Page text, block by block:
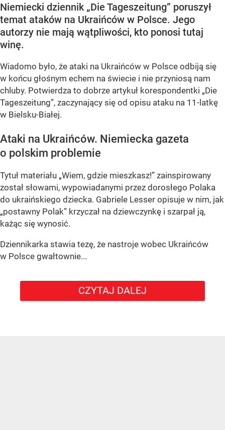
Niemiecki dziennik „Die Tageszeitung” poruszył
temat ataków na Ukraińców w Polsce. Jego
autorzy nie mają wątpliwości, kto ponosi tutaj
winę.
Wiadomo było, że ataki na Ukraińców w Polsce odbiją się
w końcu głośnym echem na świecie i nie przyniosą nam
chluby. Potwierdza to dobrze artykuł korespondentki „Die
Tageszeitung”, zaczynający się od opisu ataku na 11-latkę
w Bielsku-Białej.
Ataki na Ukraińców. Niemiecka gazeta
o polskim problemie
Tytuł materiału „Wiem, gdzie mieszkasz!” zainspirowany
został słowami, wypowiadanymi przez dorosłego Polaka
do ukraińskiego dziecka. Gabriele Lesser opisuje w nim, jak
„postawny Polak” krzyczał na dziewczynkę i szarpał ją,
każąc się wynosić.
Dziennikarka stawia tezę, że nastroje wobec Ukraińców
w Polsce gwałtownie...
CZYTAJ DALEJ